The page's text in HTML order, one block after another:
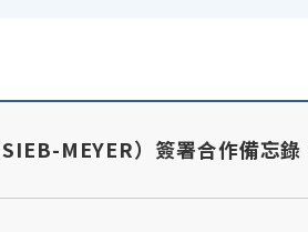
MEYER）簽署合作備忘